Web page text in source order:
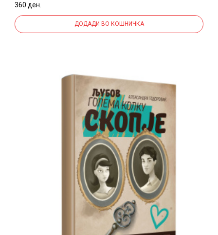
360 ден.
ДОДАДИ ВО КОШНИЧКА